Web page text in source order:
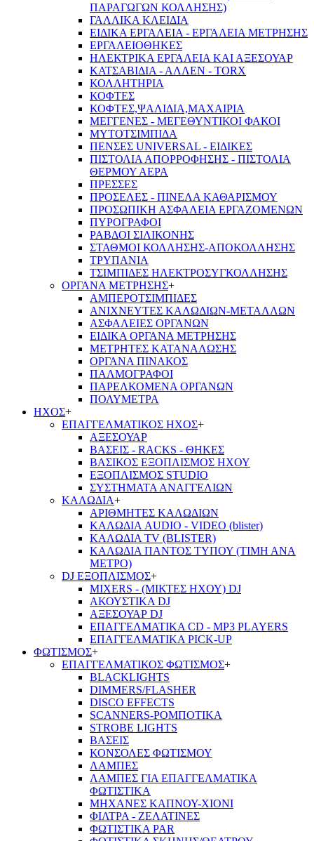
ΠΑΡΑΓΩΓΩΝ ΚΟΛΛΗΣΗΣ)
ΓΑΛΛΙΚΑ ΚΛΕΙΔΙΑ
ΕΙΔΙΚΑ ΕΡΓΑΛΕΙΑ - ΕΡΓΑΛΕΙΑ ΜΕΤΡΗΣΗΣ
ΕΡΓΑΛΕΙΟΘΗΚΕΣ
ΗΛΕΚΤΡΙΚΑ ΕΡΓΑΛΕΙΑ ΚΑΙ ΑΞΕΣΟΥΑΡ
ΚΑΤΣΑΒΙΔΙΑ - ΑΛΛΕΝ - TORX
ΚΟΛΛΗΤΗΡΙΑ
ΚΟΦΤΕΣ
ΚΟΦΤΕΣ,ΨΑΛΙΔΙΑ,ΜΑΧΑΙΡΙΑ
ΜΕΓΓΕΝΕΣ - ΜΕΓΕΘΥΝΤΙΚΟΙ ΦΑΚΟΙ
ΜΥΤΟΤΣΙΜΠΙΔΑ
ΠΕΝΣΕΣ UNIVERSAL - ΕΙΔΙΚΕΣ
ΠΙΣΤΟΛΙΑ ΑΠΟΡΡΟΦΗΣΗΣ - ΠΙΣΤΟΛΙΑ
ΘΕΡΜΟΥ ΑΕΡΑ
ΠΡΕΣΣΕΣ
ΠΡΟΣΕΛΕΣ - ΠΙΝΕΛΑ ΚΑΘΑΡΙΣΜΟΥ
ΠΡΟΣΩΠΙΚΗ ΑΣΦΑΛΕΙΑ ΕΡΓΑΖΟΜΕΝΩΝ
ΠΥΡΟΓΡΑΦΟΙ
ΡΑΒΔΟΙ ΣΙΛΙΚΟΝΗΣ
ΣΤΑΘΜΟΙ ΚΟΛΛΗΣΗΣ-ΑΠΟΚΟΛΛΗΣΗΣ
ΤΡΥΠΑΝΙΑ
ΤΣΙΜΠΙΔΕΣ ΗΛΕΚΤΡΟΣΥΓΚΟΛΛΗΣΗΣ
ΟΡΓΑΝΑ ΜΕΤΡΗΣΗΣ+
ΑΜΠΕΡΟΤΣΙΜΠΙΔΕΣ
ΑΝΙΧΝΕΥΤΕΣ ΚΑΛΩΔΙΩΝ-ΜΕΤΑΛΛΩΝ
ΑΣΦΑΛΕΙΕΣ ΟΡΓΑΝΩΝ
ΕΙΔΙΚΑ ΟΡΓΑΝΑ ΜΕΤΡΗΣΗΣ
ΜΕΤΡΗΤΕΣ ΚΑΤΑΝΑΛΩΣΗΣ
ΟΡΓΑΝΑ ΠΙΝΑΚΟΣ
ΠΑΛΜΟΓΡΑΦΟΙ
ΠΑΡΕΛΚΟΜΕΝΑ ΟΡΓΑΝΩΝ
ΠΟΛΥΜΕΤΡΑ
ΗΧΟΣ+
ΕΠΑΓΓΕΛΜΑΤΙΚΟΣ ΗΧΟΣ+
ΑΞΕΣΟΥΑΡ
ΒΑΣΕΙΣ - RACKS - ΘΗΚΕΣ
ΒΑΣΙΚΟΣ ΕΞΟΠΛΙΣΜΟΣ ΗΧΟΥ
ΕΞΟΠΛΙΣΜΟΣ STUDIO
ΣΥΣΤΗΜΑΤΑ ΑΝΑΓΓΕΛΙΩΝ
ΚΑΛΩΔΙΑ+
ΑΡΙΘΜΗΤΕΣ ΚΑΛΩΔΙΩΝ
ΚΑΛΩΔΙΑ AUDIO - VIDEO (blister)
ΚΑΛΩΔΙΑ TV (BLISTER)
ΚΑΛΩΔΙΑ ΠΑΝΤΟΣ ΤΥΠΟΥ (ΤΙΜΗ ΑΝΑ
ΜΕΤΡΟ)
DJ ΕΞΟΠΛΙΣΜΟΣ+
MIXERS - (ΜΙΚΤΕΣ ΗΧΟΥ) DJ
ΑΚΟΥΣΤΙΚΑ DJ
ΑΞΕΣΟΥΑΡ DJ
ΕΠΑΓΓΕΛΜΑΤΙΚΑ CD - ΜΡ3 PLAYERS
ΕΠΑΓΓΕΛΜΑΤΙΚΑ PICK-UP
ΦΩΤΙΣΜΟΣ+
ΕΠΑΓΓΕΛΜΑΤΙΚΟΣ ΦΩΤΙΣΜΟΣ+
BLACKLIGHTS
DIMMERS/FLASHER
DISCO EFFECTS
SCANNERS-ΡΟΜΠΟΤΙΚΑ
STROBE LIGHTS
ΒΑΣΕΙΣ
ΚΟΝΣΟΛΕΣ ΦΩΤΙΣΜΟΥ
ΛΑΜΠΕΣ
ΛΑΜΠΕΣ ΓΙΑ ΕΠΑΓΓΕΛΜΑΤΙΚΑ
ΦΩΤΙΣΤΙΚΑ
ΜΗΧΑΝΕΣ ΚΑΠΝΟΥ-ΧΙΟΝΙ
ΦΙΛΤΡΑ - ΖΕΛΑΤΙΝΕΣ
ΦΩΤΙΣΤΙΚΑ PAR